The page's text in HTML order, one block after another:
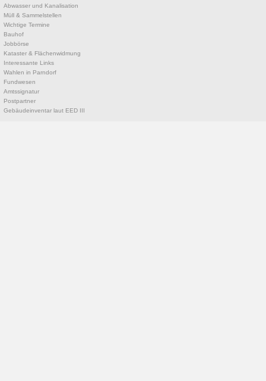
Abwasser und Kanalisation
Müll & Sammelstellen
Wichtige Termine
Bauhof
Jobbörse
Kataster & Flächenwidmung
Interessante Links
Wahlen in Parndorf
Fundwesen
Amtssignatur
Postpartner
Gebäudeinventar laut EED III